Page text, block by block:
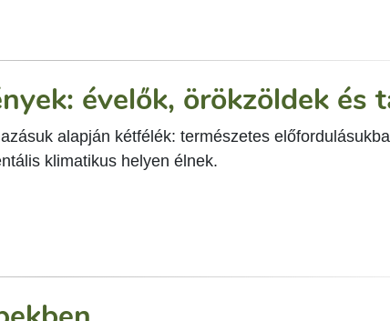
évelők, örökzöldek és
alapján kétfélék: természetes
klimatikus helyen élnek.